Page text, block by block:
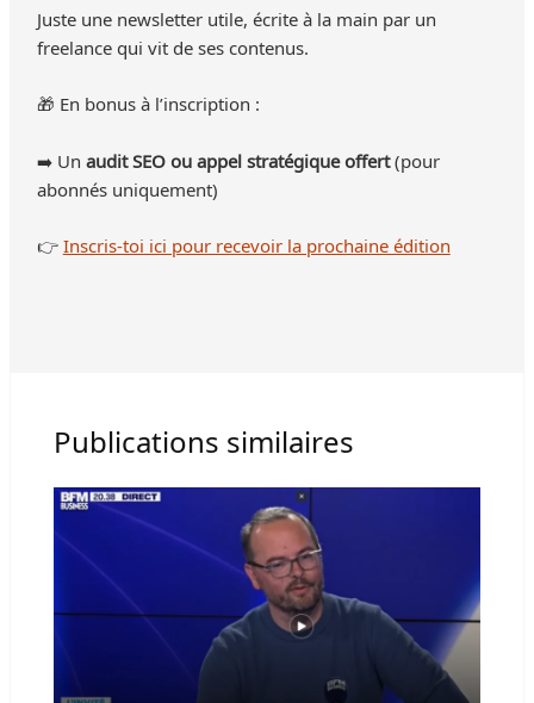
Juste une newsletter utile, écrite à la main par un
freelance qui vit de ses contenus.
🎁 En bonus à l’inscription :
➡️ Unaudit SEO ou appel stratégique offert(pour
abonnés uniquement)
👉Inscris-toi ici pour recevoir la prochaine édition
Publications similaires